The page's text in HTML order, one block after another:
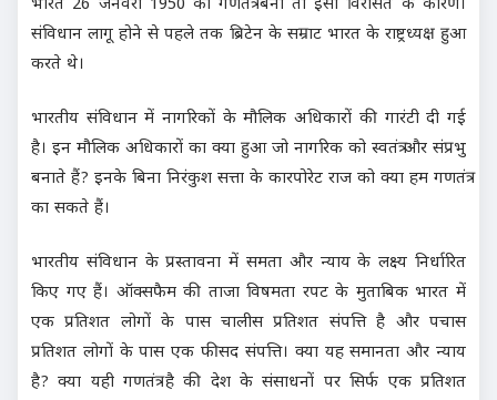
भारत 26 जनवरी 1950 को गणतंत्र बना तो इसी विरासत के कारण।
संविधान लागू होने से पहले तक ब्रिटेन के सम्राट भारत के राष्ट्रध्यक्ष हुआ
करते थे।
भारतीय संविधान में नागरिकों के मौलिक अधिकारों की गारंटी दी गई
है। इन मौलिक अधिकारों का क्या हुआ जो नागरिक को स्वतंत्र और संप्रभु
बनाते हैं? इनके बिना निरंकुश सत्ता के कारपोरेट राज को क्या हम गणतंत्र
का सकते हैं।
भारतीय संविधान के प्रस्तावना में समता और न्याय के लक्ष्य निर्धारित
किए गए हैं। ऑक्सफैम की ताजा विषमता रपट के मुताबिक भारत में
एक प्रतिशत लोगों के पास चालीस प्रतिशत संपत्ति है और पचास
प्रतिशत लोगों के पास एक फीसद संपत्ति। क्या यह समानता और न्याय
है? क्या यही गणतंत्र है की देश के संसाधनों पर सिर्फ एक प्रतिशत